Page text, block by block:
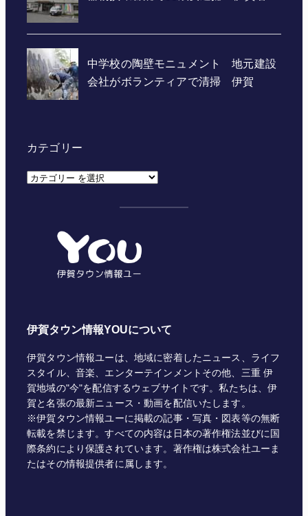
カテゴリー
カ
伊賀タウン情報YOUについて
伊賀タウン情報ユーは、地域に密着したニュース、ライフ
スタイル、音楽、エンターテインメントその他、三重 伊
賀地域の"今"を配信するウェブサイトです。私たちは、伊
賀と名張の最新ニュース・動画を配信いたします。
※伊賀タウン情報ユーに掲載の記事・写真・図表等の無断
転載を禁じます。すべての内容は日本の著作権法並びに国
際条約により保護されています。著作権は株式会社ユーま
たはその情報提供者に属します。